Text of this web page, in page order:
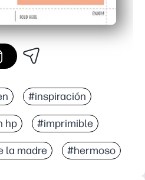
#inspiración
hp #imprimible
la madre #hermoso